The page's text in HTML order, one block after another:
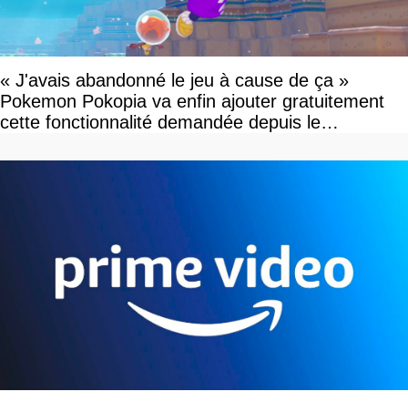
« J'avais abandonné le jeu à cause de ça »
Pokemon Pokopia va enfin ajouter gratuitement
cette fonctionnalité demandée depuis le